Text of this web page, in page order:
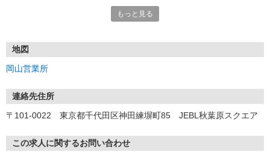
もっと見る
地図
岡山営業所
連絡先住所
〒101-0022 東京都千代田区神田練塀町85 JEBL秋葉原スクエア
この求人に関するお問い合わせ